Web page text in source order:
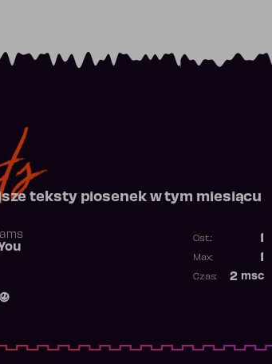
teksty piosenek w tym miesiącu
Ost.:
Max:
2 msc
Czas: